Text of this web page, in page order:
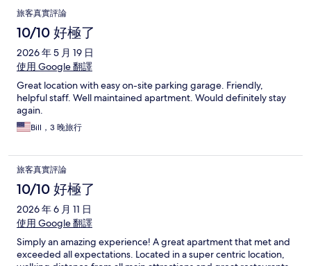
旅客真實評論
10/10 好極了
2026 年 5 月 19 日
使用 Google 翻譯
Great location with easy on-site parking garage. Friendly,
helpful staff. Well maintained apartment. Would definitely stay
again.
Bill，3 晚旅行
旅客真實評論
10/10 好極了
2026 年 6 月 11 日
使用 Google 翻譯
Simply an amazing experience! A great apartment that met and
exceeded all expectations. Located in a super centric location,